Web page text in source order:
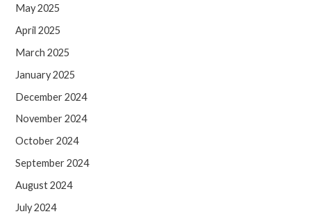
May 2025
April 2025
March 2025
January 2025
December 2024
November 2024
October 2024
September 2024
August 2024
July 2024